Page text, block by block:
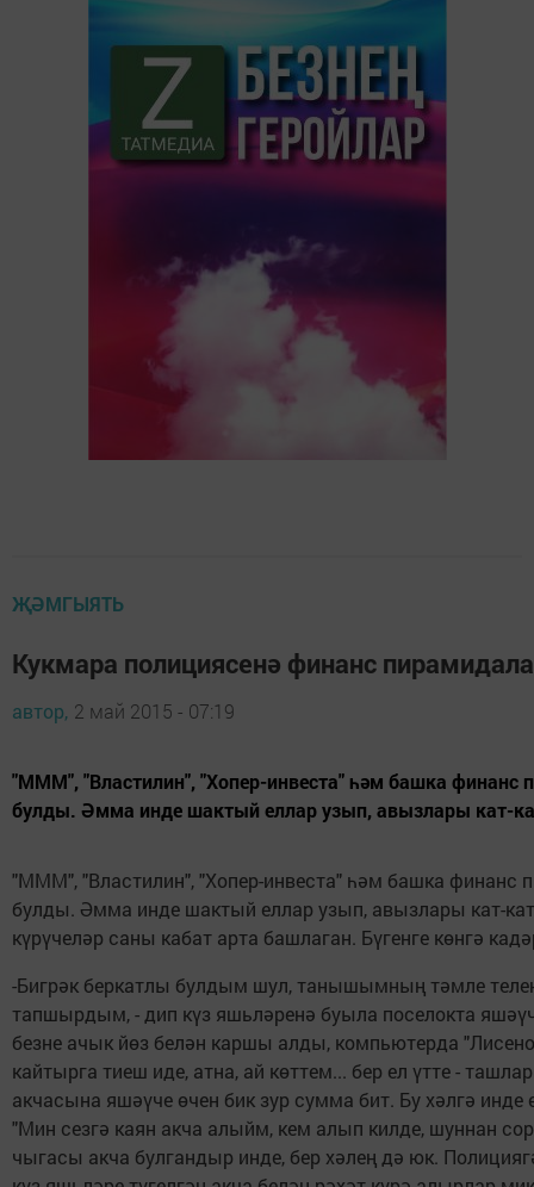
ҖӘМГЫЯТЬ
Кукмара полициясенә финанс
автор, 2 май 2015 - 07:19
"МММ", "Властилин", "Хопер-инвеста" һәм башка финанс
булды. Әмма инде шактый еллар узып, авызлары кат-
"МММ", "Властилин", "Хопер-инвеста" һәм башка финанс
булды. Әмма инде шактый еллар узып, авызлары кат-
күрүчеләр саны кабат арта башлаган. Бүгенге көнгә
-Бигрәк беркатлы булдым шул, танышымның тәмле
тапшырдым, - дип күз яшьләренә буыла поселокта
безне ачык йөз белән каршы алды, компьютерда
кайтырга тиеш иде, атна, ай көттем... бер ел үтте -
акчасына яшәүче өчен бик зур сумма бит. Бу хәлгә
"Мин сезгә каян акча алыйм, кем алып килде, шуннан
чыгасы акча булгандыр инде, бер хәлең дә юк.